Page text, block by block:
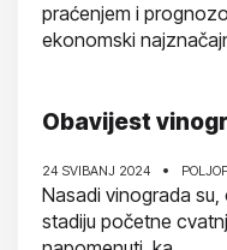
praćenjem i
ekonomski
Obavijest
24 SVIBANJ 2024
Nasadi vinograda
stadiju početne